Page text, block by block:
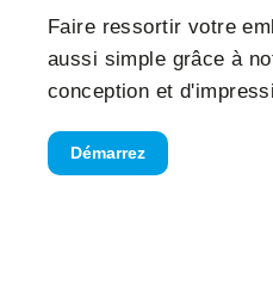
Faire ressortir votre
aussi simple grâce à
conception et
Démarrez